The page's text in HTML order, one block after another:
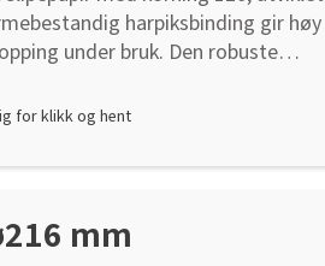
harpiksbinding gir høy
under bruk. Den robuste
for klikk og hent
mm